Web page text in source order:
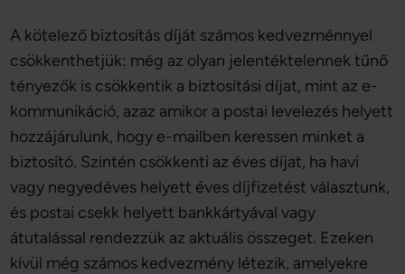
A kötelező biztosítás díját számos kedvezménnyel
csökkenthetjük: még az olyan jelentéktelennek tűnő
tényezők is csökkentik a biztosítási díjat, mint az e-
kommunikáció, azaz amikor a postai levelezés helyett
hozzájárulunk, hogy e-mailben keressen minket a
biztosító. Szintén csökkenti az éves díjat, ha havi
vagy negyedéves helyett éves díjfizetést választunk,
és postai csekk helyett bankkártyával vagy
átutalással rendezzük az aktuális összeget. Ezeken
kívül még számos kedvezmény létezik, amelyekre